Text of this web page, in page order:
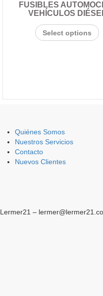
FUSIBLES
VEHÍCULOS
Select options
Quiénes Somos
Nuestros Servicios
Contacto
Nuevos Clientes
Lermer21 –